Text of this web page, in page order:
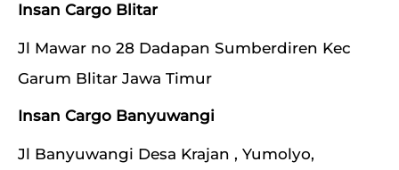
Insan Cargo Blitar
Jl Mawar no 28 Dadapan Sumberdiren Kec
Garum Blitar Jawa Timur
Insan Cargo Banyuwangi
Jl Banyuwangi Desa Krajan , Yumolyo,